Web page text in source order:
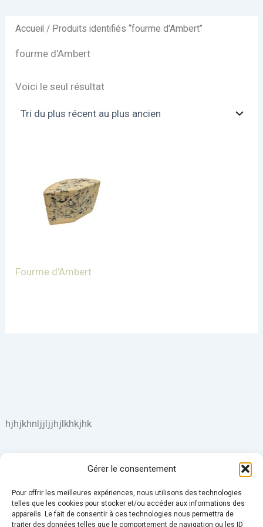
Gérer le consentement
Pour offrir les meilleures expériences, nous utilisons des technologies
telles que les cookies pour stocker et/ou accéder aux informations des
appareils. Le fait de consentir à ces technologies nous permettra de
traiter des données telles que le comportement de navigation ou les ID
hjhjkhnljjljjhjlkhkjhk
Accueil / Produits identifiés “fourme d'Ambert”
fourme d'Ambert
Voici le seul résultat
Fourme d’Ambert
Conditions Générales de Ventes